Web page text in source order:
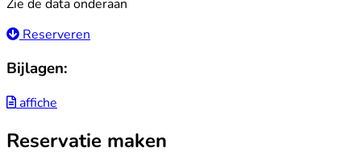
Zie de data onderaan
Reserveren
Bijlagen:
affiche
Reservatie maken